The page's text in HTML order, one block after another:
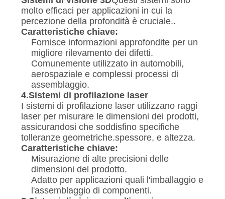
molto efficaci per applicazioni in cui la
percezione della profondità è cruciale..
Caratteristiche chiave:
Fornisce informazioni approfondite per un
migliore rilevamento dei difetti.
Comunemente utilizzato in automobili,
aerospaziale e complessi processi di
assemblaggio.
4.Sistemi di profilazione laser
I sistemi di profilazione laser utilizzano raggi
laser per misurare le dimensioni dei prodotti,
assicurandosi che soddisfino specifiche
tolleranze geometriche.spessore, e altezza.
Caratteristiche chiave:
Misurazione di alte precisioni delle
dimensioni del prodotto.
Adatto per applicazioni quali l'imballaggio e
l'assemblaggio di componenti.